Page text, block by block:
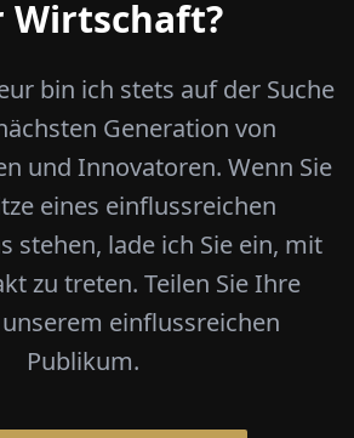
Wirtschaft?
bin ich stets auf der Suche
Generation von
und Innovatoren. Wenn Sie
eines einflussreichen
stehen, lade ich Sie ein, mit
zu treten. Teilen Sie Ihre
einflussreichen
Publikum.